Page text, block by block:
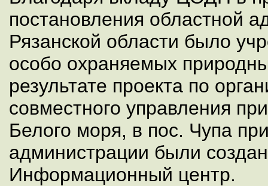
постановления областной
Рязанской области было
особо охраняемых
результате проекта по
совместного управления
Белого моря, в пос. Чупа
администрации были
Информационный центр.